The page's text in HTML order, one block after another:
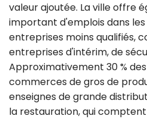
valeur ajoutée. La ville offre
important d'emplois dans les
entreprises moins qualifiés,
entreprises d'intérim, de
Approximativement 30 %
commerces de gros de
enseignes de grande
la restauration, qui